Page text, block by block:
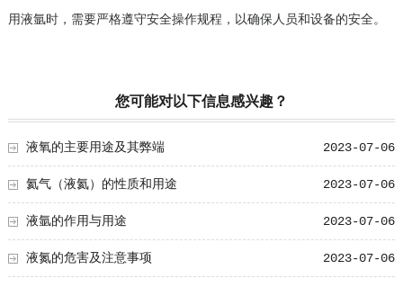
用液氩时，需要严格遵守安全操作规程，以确保人员和设备的安全。
您可能对以下信息感兴趣？
2023-07-06
液氧的主要用途及其弊端
2023-07-06
氦气（液氦）的性质和用途
2023-07-06
液氩的作用与用途
2023-07-06
液氮的危害及注意事项